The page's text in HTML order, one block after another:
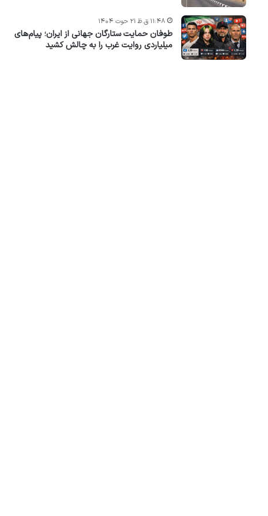
طوفان حمایت ستارگان جهانی از ایران؛ پیام‌های
میلیاردی روایت غرب را به چالش کشید
۱۱:۴۸ ق.ظ ۲۱ حوت ۱۴۰۴